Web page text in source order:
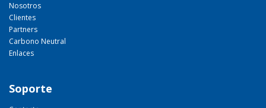
Nosotros
Clientes
Partners
Carbono Neutral
Enlaces
Soporte